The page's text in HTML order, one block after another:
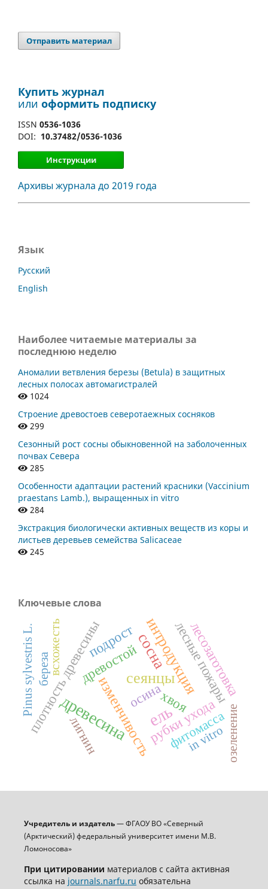
Отправить материал
Купить журнал
или оформить подписку
ISSN 0536-1036
DOI: 10.37482/0536-1036
Инструкции
Архивы журнала до 2019 года
Язык
Русский
English
Наиболее читаемые материалы за
последнюю неделю
Аномалии ветвления березы (Betula) в защитных
лесных полосах автомагистралей
1024
Строение древостоев северотаежных сосняков
299
Сезонный рост сосны обыкновенной на заболоченных
почвах Севера
285
Особенности адаптации растений красники (Vaccinium
praestans Lamb.), выращенных in vitro
284
Экстракция биологически активных веществ из коры и
листьев деревьев семейства Salicaceae
245
Ключевые слова
древесина ель
интродукция
сеянцы
сосна
изменчивость
древостой
плотность древесины рубки ухода
хвоя
лесные пожары
лесозаготовка
подрост
осина
всхожесть
лигнин фитомасса
Pinus sylvestris L.
in vitro
береза
озеленение
Учредитель и издатель— ФГАОУ ВО «Северный
(Арктический) федеральный университет имени М.В.
Ломоносова»
При цитировании материалов с сайта активная
ссылка на journals.narfu.ru обязательна